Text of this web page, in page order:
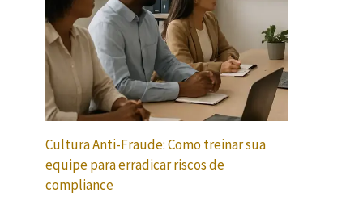
Cultura Anti-Fraude: Como treinar sua
equipe para erradicar riscos de
compliance